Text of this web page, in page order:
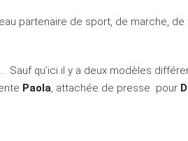
partenaire de sport, de marche, de
Sauf qu’ici il y a deux modèles
Paola, attachée de presse pour